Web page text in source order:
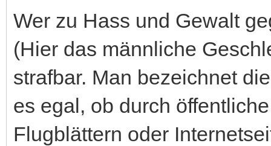
Wer zu Hass und Gewalt
(Hier das männliche
strafbar. Man bezeichnet
es egal, ob durch
Flugblättern oder